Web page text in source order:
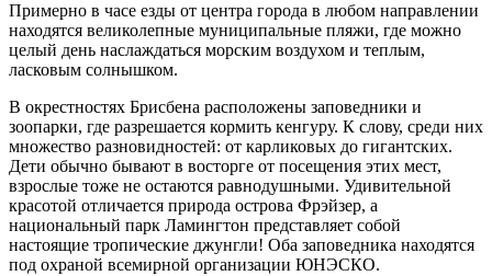
Примерно в часе езды от центра города в любом направлении
находятся великолепные муниципальные пляжи, где можно
целый день наслаждаться морским воздухом и теплым,
ласковым солнышком.
В окрестностях Брисбена расположены заповедники и
зоопарки, где разрешается кормить кенгуру. К слову, среди них
множество разновидностей: от карликовых до гигантских.
Дети обычно бывают в восторге от посещения этих мест,
взрослые тоже не остаются равнодушными. Удивительной
красотой отличается природа острова Фрэйзер, а
национальный парк Ламингтон представляет собой
настоящие тропические джунгли! Оба заповедника находятся
под охраной всемирной организации ЮНЭСКО.